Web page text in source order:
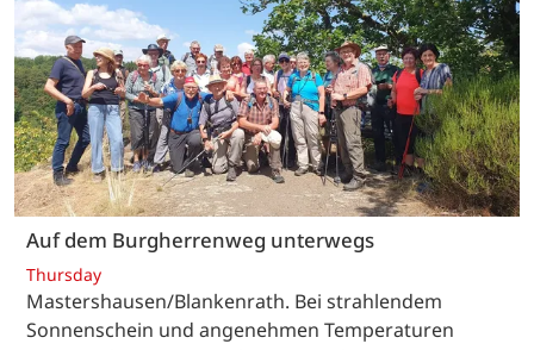
Auf dem Burgherrenweg unterwegs
Thursday
Mastershausen/Blankenrath. Bei strahlendem
Sonnenschein und angenehmen Temperaturen